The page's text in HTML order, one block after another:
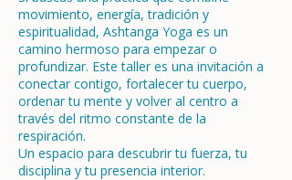
movimiento, energía, tradición y
espiritualidad, Ashtanga Yoga es un
camino hermoso para empezar o
profundizar. Este taller es una invitación a
conectar contigo, fortalecer tu cuerpo,
ordenar tu mente y volver al centro a
través del ritmo constante de la
respiración.
Un espacio para descubrir tu fuerza, tu
disciplina y tu presencia interior.